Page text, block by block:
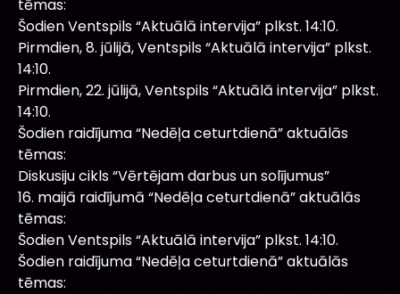
tēmas:
Šodien Ventspils “Aktuālā intervija” plkst. 14:10.
Pirmdien, 8. jūlijā, Ventspils “Aktuālā intervija” plkst.
14:10.
Pirmdien, 22. jūlijā, Ventspils “Aktuālā intervija” plkst.
14:10.
Šodien raidījuma “Nedēļa ceturtdienā” aktuālās
tēmas:
Diskusiju cikls “Vērtējam darbus un solījumus”
16. maijā raidījumā “Nedēļa ceturtdienā” aktuālās
tēmas:
Šodien Ventspils “Aktuālā intervija” plkst. 14:10.
Šodien raidījuma “Nedēļa ceturtdienā” aktuālās
tēmas: